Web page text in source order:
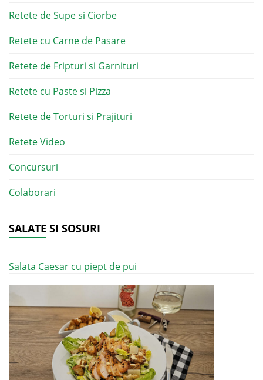
Retete de Supe si Ciorbe
Retete cu Carne de Pasare
Retete de Fripturi si Garnituri
Retete cu Paste si Pizza
Retete de Torturi si Prajituri
Retete Video
Concursuri
Colaborari
SALATE SI SOSURI
Salata Caesar cu piept de pui